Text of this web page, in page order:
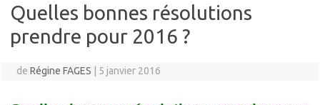
Quelles bonnes résolutions
prendre pour 2016 ?
de Régine FAGES 5 janvier 2016